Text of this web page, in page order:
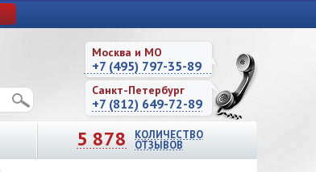
Москва и МО
+7 (495) 797-35-89
Санкт-Петербург
+7 (812) 649-72-89
5 878 КОЛИЧЕСТВО
ОТЗЫВОВ